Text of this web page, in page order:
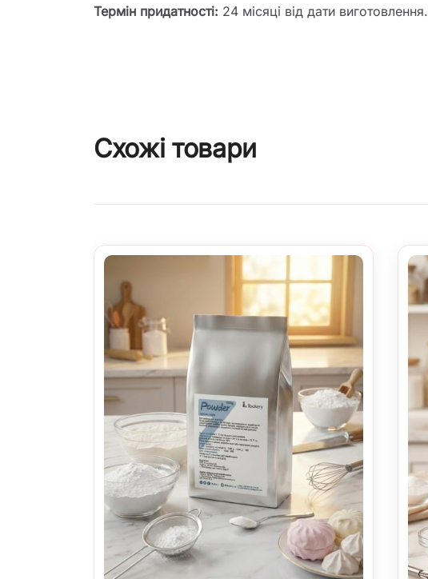
Термін придатності: 24 місяці від дати виготовлення.
Схожі товари